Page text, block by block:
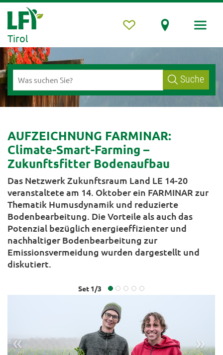
Tirol
Suche
AUFZEICHNUNG FARMINAR:
Climate-Smart-Farming –
Zukunftsfitter Bodenaufbau
Das Netzwerk Zukunftsraum Land LE 14-20
veranstaltete am 14. Oktober ein FARMINAR zur
Thematik Humusdynamik und reduzierte
Bodenbearbeitung. Die Vorteile als auch das
Potenzial bezüglich energieeffizienter und
nachhaltiger Bodenbearbeitung zur
Emissionsvermeidung wurden dargestellt und
diskutiert.
Set 1/3
« »